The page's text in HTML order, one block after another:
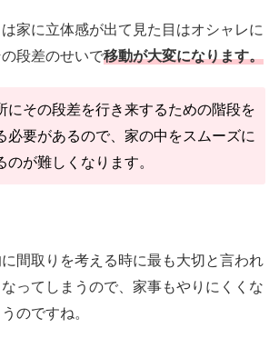
家に立体感が出て見た目はオシャレに
段差のせいで移動が大変になります。
にその段差を行き来するための階段を
必要があるので、家の中をスムーズに
のが難しくなります。
間取りを考える時に最も大切と言われ
ってしまうので、家事もやりにくくな
のですね。